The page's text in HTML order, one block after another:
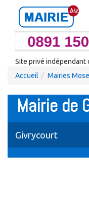
Site privé indépendant
Accueil
Mairies
Mairie de
Givrycourt